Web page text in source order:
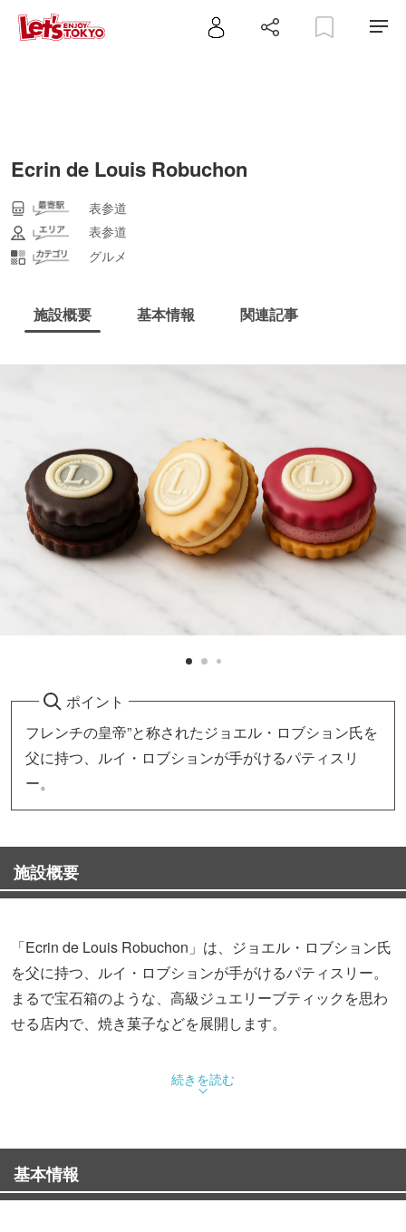
Ecrin de Louis Robuchon
表参道
表参道
グルメ
施設概要 基本情報 関連記事
ポイント
フレンチの皇帝”と称されたジョエル・ロブション氏を
父に持つ、ルイ・ロブションが手がけるパティスリ
ー。
施設概要
「Ecrin de Louis Robuchon」は、ジョエル・ロブション氏
を父に持つ、ルイ・ロブションが手がけるパティスリー。
まるで宝石箱のような、高級ジュエリーブティックを思わ
せる店内で、焼き菓子などを展開します。
続きを読む
基本情報